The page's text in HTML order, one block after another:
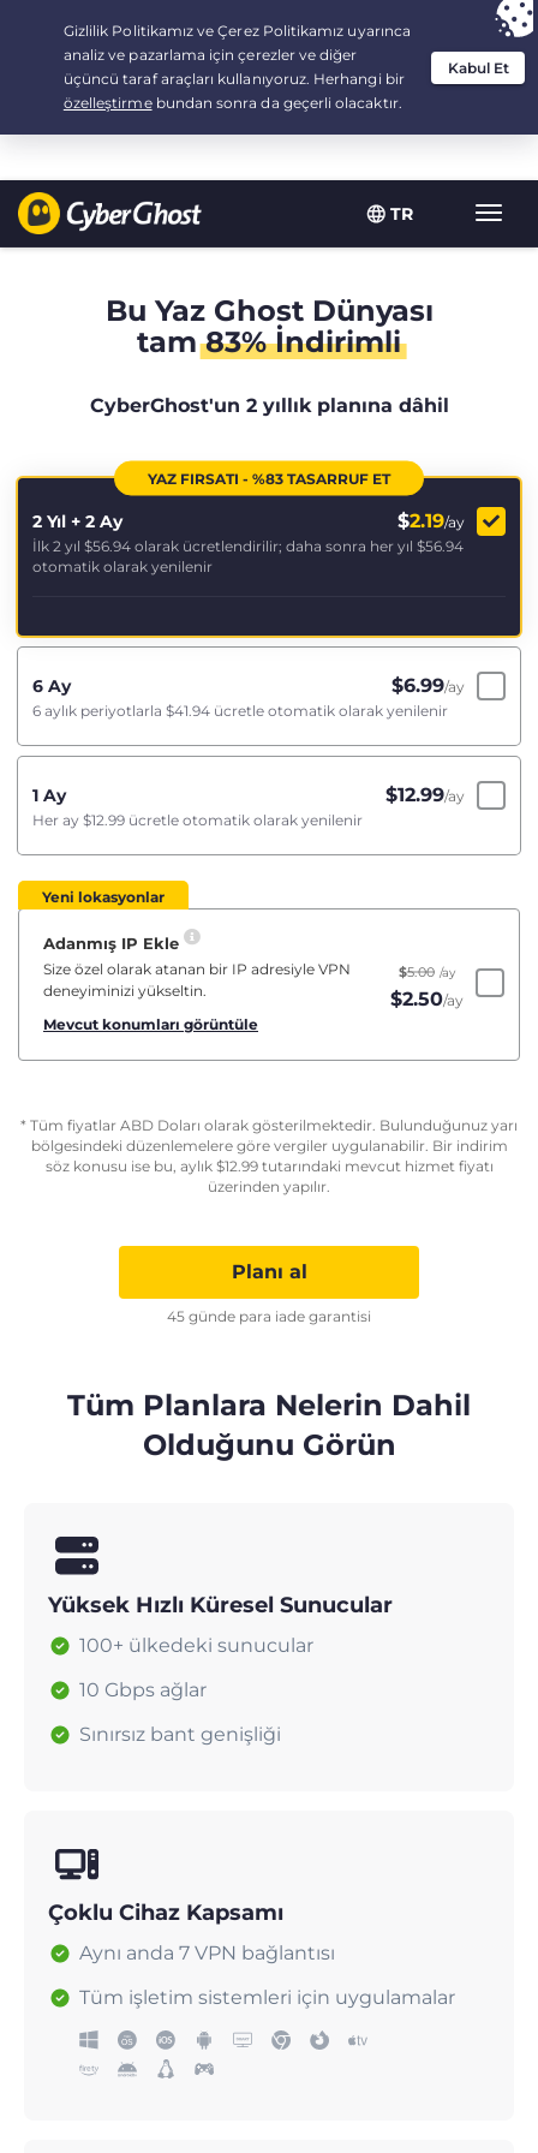
TR
Your choice:The Best Dealfor 2.1666666666667-years at $
/month
Bu Yaz Ghost Dünyası
tam83% İndirimli
CyberGhost'un 2 yıllık planına dâhil
YAZ FIRSATI - %83 TASARRUF ET
2 Yıl + 2 Ay $2.19/ay
İlk 2 yıl $56.94 olarak ücretlendirilir; daha sonra her yıl $56.94
otomatik olarak yenilenir
6 Ay $6.99/ay
6 aylık periyotlarla $41.94 ücretle otomatik olarak yenilenir
1 Ay $12.99/ay
Her ay $12.99 ücretle otomatik olarak yenilenir
Yeni lokasyonlar
Adanmış IP Ekle
Size özel olarak atanan bir IP adresiyle VPN
deneyiminizi yükseltin.
Mevcut konumları görüntüle
$5.00 /ay
$2.50/ay
* Tüm fiyatlar ABD Doları olarak gösterilmektedir. Bulunduğunuz yarı
bölgesindeki düzenlemelere göre vergiler uygulanabilir. Bir indirim
söz konusu ise bu, aylık $12.99tutarındaki mevcut hizmet fiyatı
üzerinden yapılır.
Planı al
45 günde para iade garantisi
Tüm Planlara Nelerin Dahil
Olduğunu Görün
Yüksek Hızlı Küresel Sunucular
100+ ülkedeki sunucular
10 Gbps ağlar
Sınırsız bant genişliği
Çoklu Cihaz Kapsamı
Aynı anda 7 VPN bağlantısı
Tüm işletim sistemleri için uygulamalar